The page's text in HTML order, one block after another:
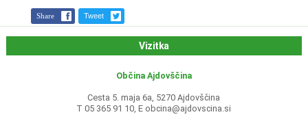
Share Tweet
Vizitka
Občina Ajdovščina
Cesta 5. maja 6a, 5270 Ajdovščina
T 05 365 91 10, E obcina@ajdovscina.si